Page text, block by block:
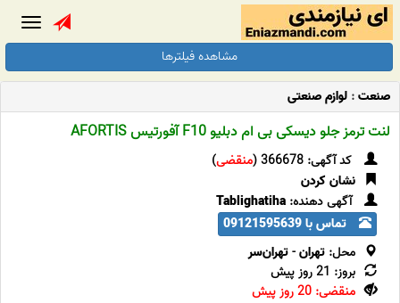
مشاهده فیلترها
صنعت: لوازم صنعتی
لنت ترمز جلو دیسکی بی ام دبلیو F10 آفورتیس AFORTIS
کد آگهی: 366678 ( منقضی)
نشان کردن
آگهی دهنده: Tablighatiha
تماس با 09121595639
محل: تهران-تهران‌سر
بروز: 21 روز پیش
منقضی: 20 روز پیش